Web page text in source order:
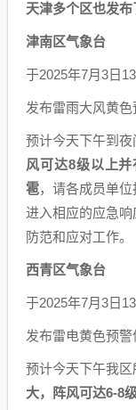
天津多个区也发布
津南区气象台
于2025年7月3日
发布雷雨大风黄色
预计今天下午到夜
风可达8级以上
雹，请各成员单
进入相应的应急
防范和应对工作。
西青区气象台
于2025年7月3日
发布雷电黄色预警
预计今天下午我区
大，阵风可达6-8